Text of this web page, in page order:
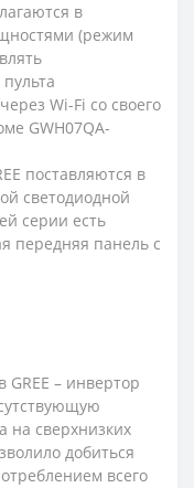
в
(режим
Wi-Fi со своего
GWH07QA-
поставляются в
светодиодной
серии есть
передняя панель с
– инвертор
на сверхнизких
добиться
всего